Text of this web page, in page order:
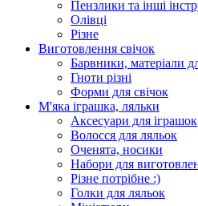
Пензлики та інші
Олівці
Різне
Виготовлення свічок
Барвники, матеріали
Гноти різні
Форми для свічок
М'яка іграшка, ляльки
Аксесуари для іграшок
Волосся для ляльок
Оченята, носики
Набори для
Різне потрібне :)
Голки для ляльок